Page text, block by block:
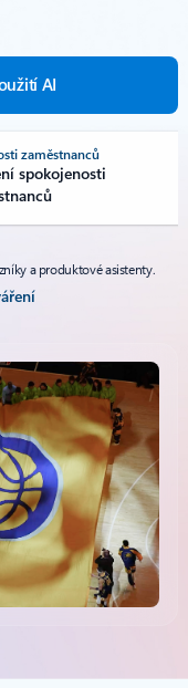
AI
zaměstnanců
spokojenosti
a produktové asistenty.